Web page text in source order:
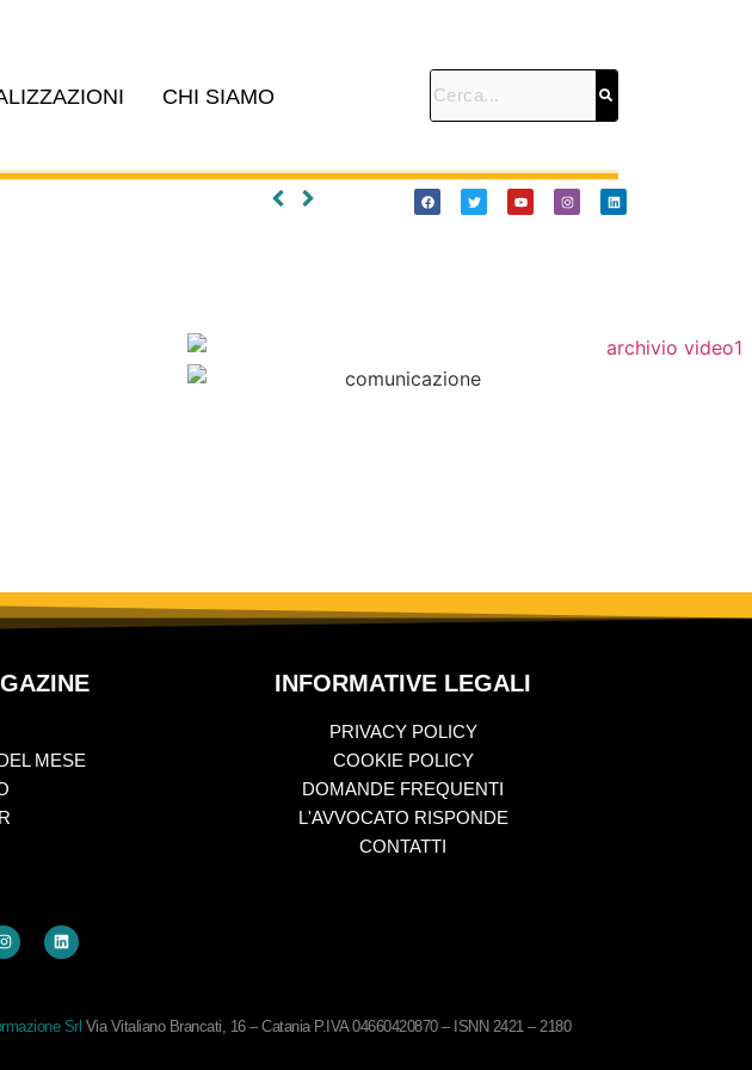
CHI SIAMO
MESE
INFORMATIVE LEGALI
PRIVACY POLICY
COOKIE POLICY
DOMANDE FREQUENTI
L'AVVOCATO RISPONDE
CONTATTI
Srl Via Vitaliano Brancati, 16 – Catania P.IVA 04660420870 – ISNN 2421 – 2180